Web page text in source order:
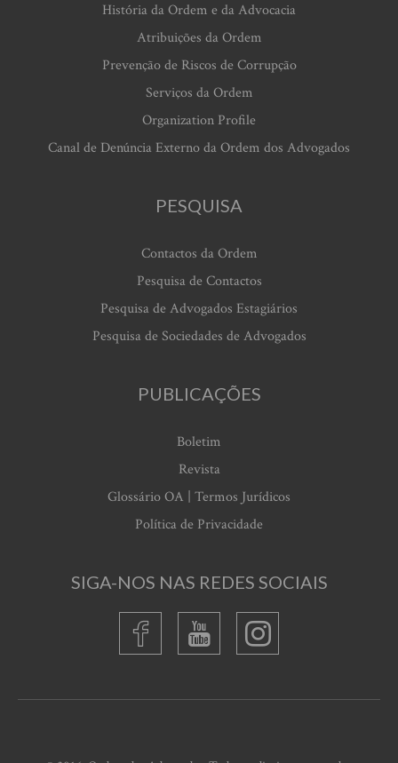
História da Ordem e da Advocacia
Atribuições da Ordem
Prevenção de Riscos de Corrupção
Serviços da Ordem
Organization Profile
Canal de Denúncia Externo da Ordem dos Advogados
PESQUISA
Contactos da Ordem
Pesquisa de Contactos
Pesquisa de Advogados Estagiários
Pesquisa de Sociedades de Advogados
PUBLICAÇÕES
Boletim
Revista
Glossário OA | Termos Jurídicos
Política de Privacidade
SIGA-NOS NAS REDES SOCIAIS